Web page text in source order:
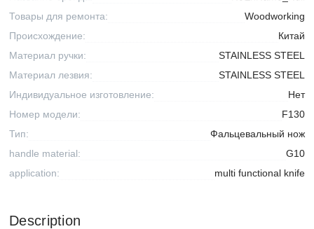
Товары для ремонта:
Woodworking
Происхождение:
Китай
Материал ручки:
STAINLESS STEEL
Материал лезвия:
STAINLESS STEEL
Индивидуальное изготовление:
Нет
Номер модели:
F130
Тип:
Фальцевальный нож
handle material:
G10
application:
multi functional knife
Description